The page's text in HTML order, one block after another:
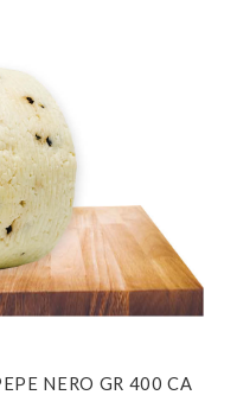
NERO GR 400 CA